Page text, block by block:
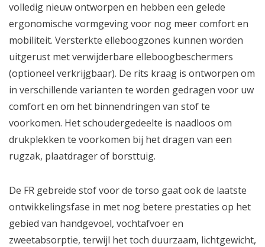
volledig nieuw ontworpen en hebben een gelede
ergonomische vormgeving voor nog meer comfort en
mobiliteit. Versterkte elleboogzones kunnen worden
uitgerust met verwijderbare elleboogbeschermers
(optioneel verkrijgbaar). De rits kraag is ontworpen om
in verschillende varianten te worden gedragen voor uw
comfort en om het binnendringen van stof te
voorkomen. Het schoudergedeelte is naadloos om
drukplekken te voorkomen bij het dragen van een
rugzak, plaatdrager of borsttuig.
De FR gebreide stof voor de torso gaat ook de laatste
ontwikkelingsfase in met nog betere prestaties op het
gebied van handgevoel, vochtafvoer en
zweetabsorptie, terwijl het toch duurzaam, lichtgewicht,